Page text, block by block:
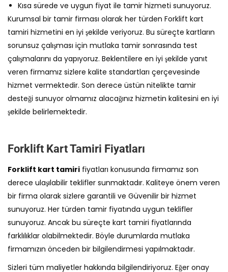
Kısa sürede ve uygun fiyat ile tamir hizmeti sunuyoruz.
Kurumsal bir tamir firması olarak her türden Forklift kart
tamiri hizmetini en iyi şekilde veriyoruz. Bu süreçte kartların
sorunsuz çalışması için mutlaka tamir sonrasında test
çalışmalarını da yapıyoruz. Beklentilere en iyi şekilde yanıt
veren firmamız sizlere kalite standartları çerçevesinde
hizmet vermektedir. Son derece üstün nitelikte tamir
desteği sunuyor olmamız alacağınız hizmetin kalitesini en iyi
şekilde belirlemektedir.
Forklift Kart Tamiri Fiyatları
Forklift kart tamiri fiyatları konusunda firmamız son
derece ulaşılabilir teklifler sunmaktadır. Kaliteye önem veren
bir firma olarak sizlere garantili ve Güvenilir bir hizmet
sunuyoruz. Her türden tamir fiyatında uygun teklifler
sunuyoruz. Ancak bu süreçte kart tamiri fiyatlarında
farklılıklar olabilmektedir. Böyle durumlarda mutlaka
firmamızın önceden bir bilgilendirmesi yapılmaktadır.
Sizleri tüm maliyetler hakkında bilgilendiriyoruz. Eğer onay